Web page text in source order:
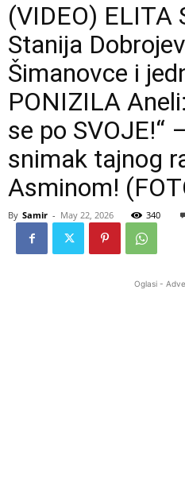
(VIDEO) ELITA
Stanija
Šimanovce i
PONIZILA
se po SVOJE!“
snimak tajnog
Asminom!
By Samir - May 22, 2026 340
Oglasi -